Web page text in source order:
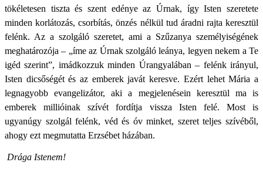
tökéletesen tiszta és szent edénye az Úrnak, így Isten szeretete
minden korlátozás, csorbítás, önzés nélkül tud áradni rajta keresztül
felénk. Az a szolgáló szeretet, ami a Szűzanya személyiségének
meghatározója – „íme az Úrnak szolgáló leánya, legyen nekem a Te
igéd szerint”, imádkozzuk minden Úrangyalában – felénk irányul,
Isten dicsőségét és az emberek javát keresve. Ezért lehet Mária a
legnagyobb evangelizátor, aki a megjelenésein keresztül ma is
emberek millióinak szívét fordítja vissza Isten felé. Most is
ugyanúgy szolgál felénk, véd és óv minket, szeret teljes szívéből,
ahogy ezt megmutatta Erzsébet házában.
Drága Istenem!